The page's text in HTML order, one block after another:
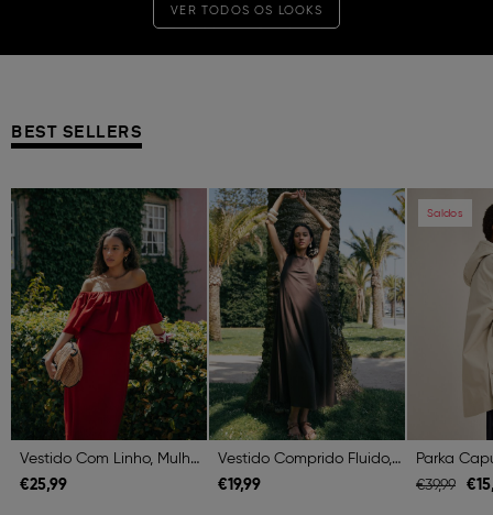
VER TODOS OS LOOKS
BEST SELLERS
Previous Next
Vestido Com Linho, Mulher, Vermelho Escuro
€25,99
Previous Next
Vestido Comprido Fluido, Mulher, Castanho Escuro
€19,99
Saldos
Previous
€39,99 €